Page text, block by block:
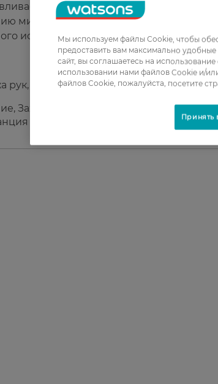
чувствительную кожу.
микроповреждений.
использования.
рук, нуждающаяся в интенсивном
Заживляющий
Мы используем файлы Cookie, чтобы
предоставить вам максимально
сайт, вы соглашаетесь на
использовании нами файлов Cookie и/
файлов Cookie, пожалуйста, посетите
Принять